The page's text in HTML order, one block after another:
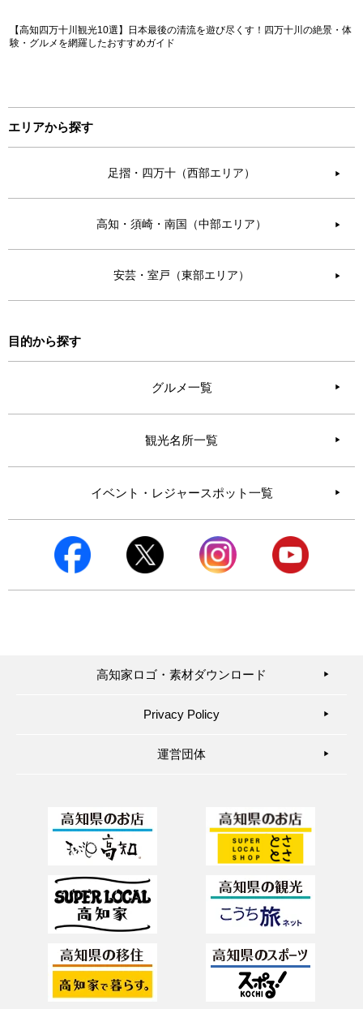
【高知四万十川観光10選】日本最後の清流を遊び尽くす！四万十川の絶景・体
験・グルメを網羅したおすすめガイド
エリアから探す
足摺・四万十（西部エリア） ▶︎
高知・須崎・南国（中部エリア） ▶︎
安芸・室戸（東部エリア） ▶︎
目的から探す
グルメ一覧
観光名所一覧
イベント・レジャースポット一覧
高知家ロゴ・素材ダウンロード ▶︎
Privacy Policy ▶︎
運営団体 ▶︎